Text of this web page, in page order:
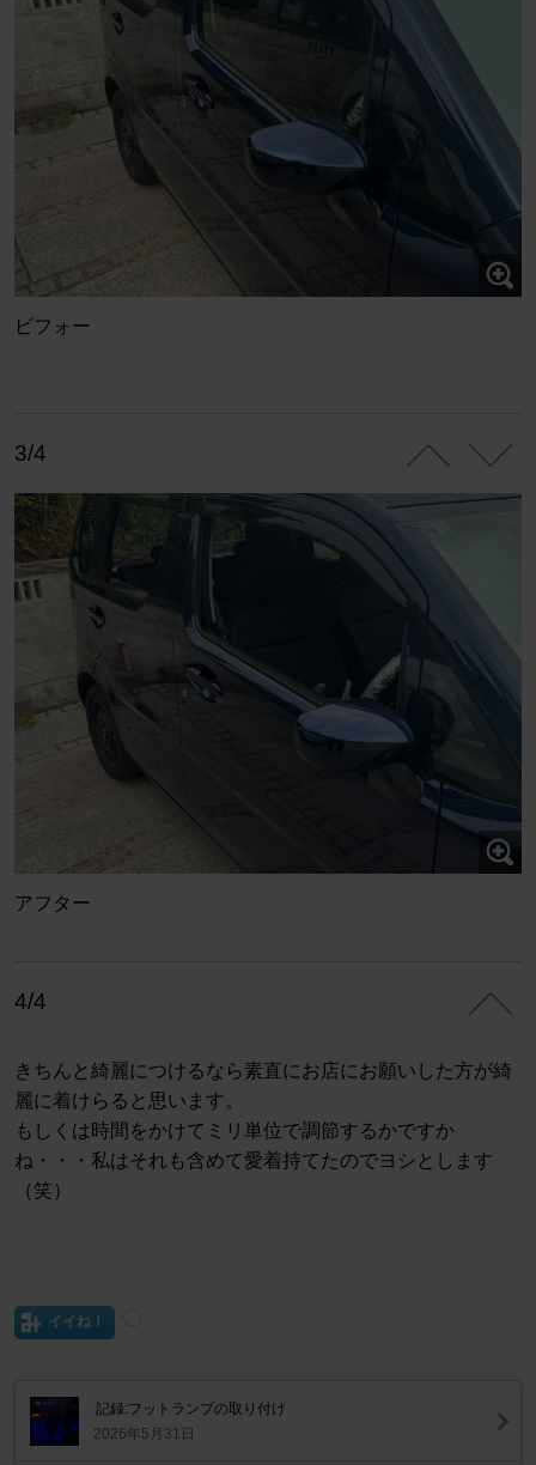
ビフォー
3/4
アフター
4/4
きちんと綺麗につけるなら素直にお店にお願いした方が綺
麗に着けらると思います。
もしくは時間をかけてミリ単位で調節するかですか
ね・・・私はそれも含めて愛着持てたのでヨシとします
（笑）
イイね！
記録:フットランプの取り付け
2026年5月31日